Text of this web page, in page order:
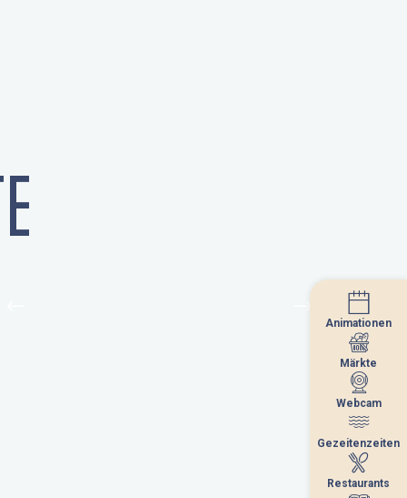
Animationen
Märkte
Webcam
Gezeitenzeiten
Restaurants